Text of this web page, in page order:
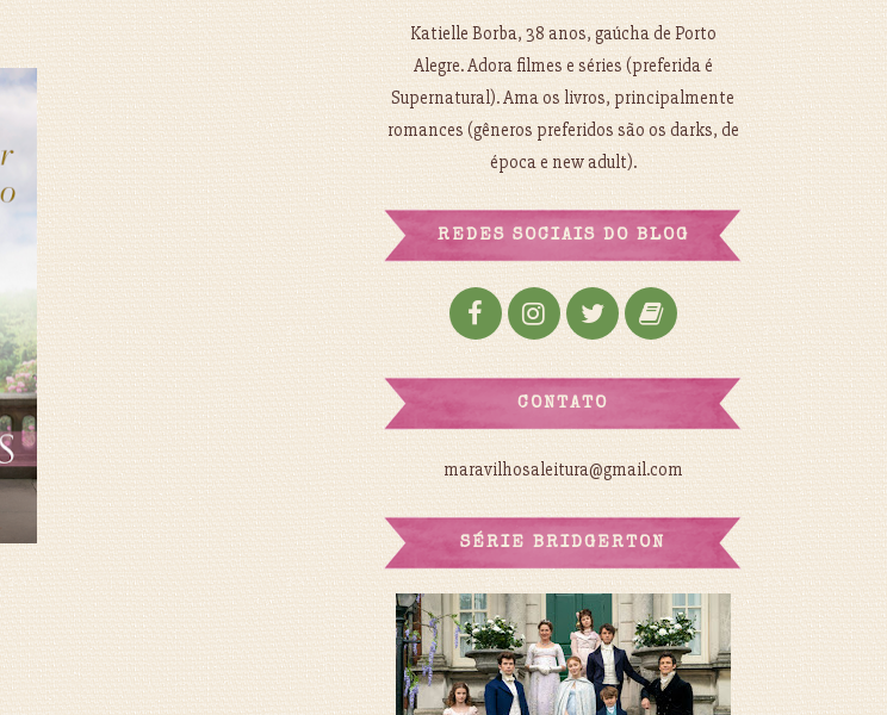
Katielle Borba, 38 anos, gaúcha de Porto
Alegre. Adora filmes e séries (preferida é
Supernatural). Ama os livros, principalmente
romances (gêneros preferidos são os darks, de
época e new adult).
REDES SOCIAIS DO BLOG
CONTATO
maravilhosaleitura@gmail.com
SÉRIE BRIDGERTON